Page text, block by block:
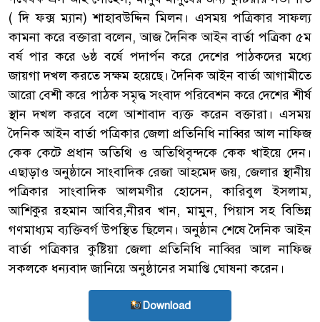
( দি ফক্স ম্যান) শাহাবউদ্দিন মিলন। এসময় পত্রিকার সাফল্য
কামনা করে বক্তারা বলেন, আজ দৈনিক আইন বার্তা পত্রিকা ৫ম
বর্ষ পার করে ৬ষ্ঠ বর্ষে পদার্পন করে দেশের পাঠকদের মধ্যে
জায়গা দখল করতে সক্ষম হয়েছে। দৈনিক আইন বার্তা আগামীতে
আরো বেশী করে পাঠক সমৃদ্ধ সংবাদ পরিবেশন করে দেশের শীর্ষ
স্থান দখল করবে বলে আশাবাদ ব্যক্ত করেন বক্তারা। এসময়
দৈনিক আইন বার্তা পত্রিকার জেলা প্রতিনিধি নাব্বির আল নাফিজ
কেক কেটে প্রধান অতিথি ও অতিথিবৃন্দকে কেক খাইয়ে দেন।
এছাড়াও অনুষ্ঠানে সাংবাদিক রেজা আহমেদ জয়, জেলার স্থানীয়
পত্রিকার সাংবাদিক আলমগীর হোসেন, কারিবুল ইসলাম,
আশিকুর রহমান আবির,নীরব খান, মামুন, পিয়াস সহ বিভিন্ন
গণমাধ্যম ব্যক্তিবর্গ উপস্থিত ছিলেন। অনুষ্ঠান শেষে দৈনিক আইন
বার্তা পত্রিকার কুষ্টিয়া জেলা প্রতিনিধি নাব্বির আল নাফিজ
সকলকে ধন্যবাদ জানিয়ে অনুষ্ঠানের সমাপ্তি ঘোষনা করেন।
Download